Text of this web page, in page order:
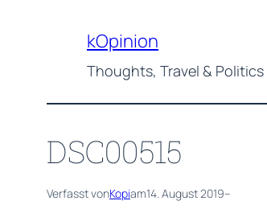
kOpinion
Thoughts, Travel & Politics
DSC00515
Verfasst vonKopiam14. August 2019–